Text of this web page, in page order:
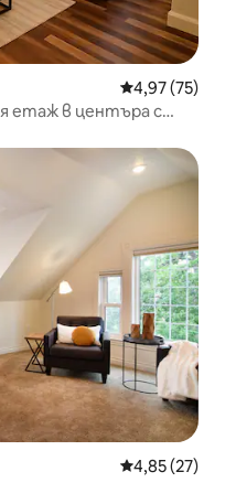
Средна
4,97 (75)
етаж в центъра с
Средна
4,85 (27)